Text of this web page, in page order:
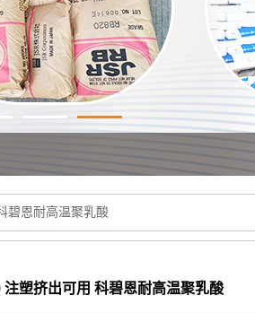
碧恩耐高温聚乳酸
塑挤出可用 科碧恩耐高温聚乳酸